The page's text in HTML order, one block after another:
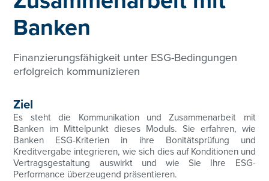
Banken
Finanzierungsfähigkeit unter ESG-Bedingungen
erfolgreich kommunizieren
Ziel
Es steht die Kommunikation und Zusammenarbeit mit
Banken im Mittelpunkt dieses Moduls. Sie erfahren, wie
Banken ESG-Kriterien in ihre Bonitätsprüfung und
Kreditvergabe integrieren, wie sich dies auf Konditionen und
Vertragsgestaltung auswirkt und wie Sie Ihre ESG-
Performance überzeugend präsentieren.